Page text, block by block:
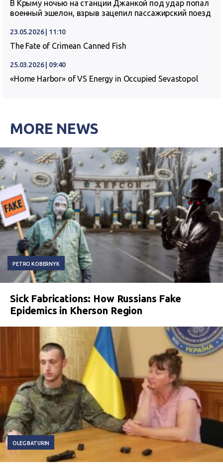
В Крыму ночью на станции Джанкой под удар попал
военный эшелон, взрыв зацепил пассажирский поезд
23.05.2026 | 11:10
The Fate of Crimean Canned Fish
25.03.2026 | 09:40
«Home Harbor» of VS Energy in Occupied Sevastopol
MORE NEWS
PETRO KOBERNYK
Sick Fabrications: How Russians Fake
Epidemics in Kherson Region
OLEG BATURIN